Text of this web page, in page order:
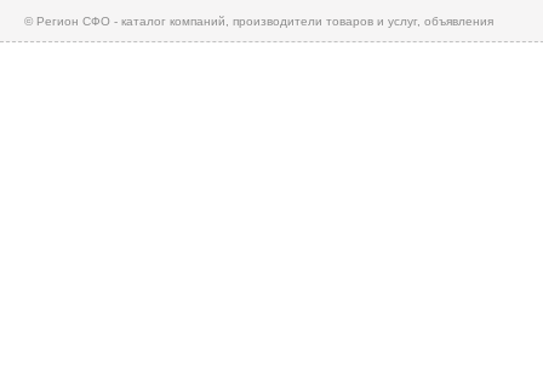
© Регион СФО - каталог компаний, производители товаров и услуг, объявления